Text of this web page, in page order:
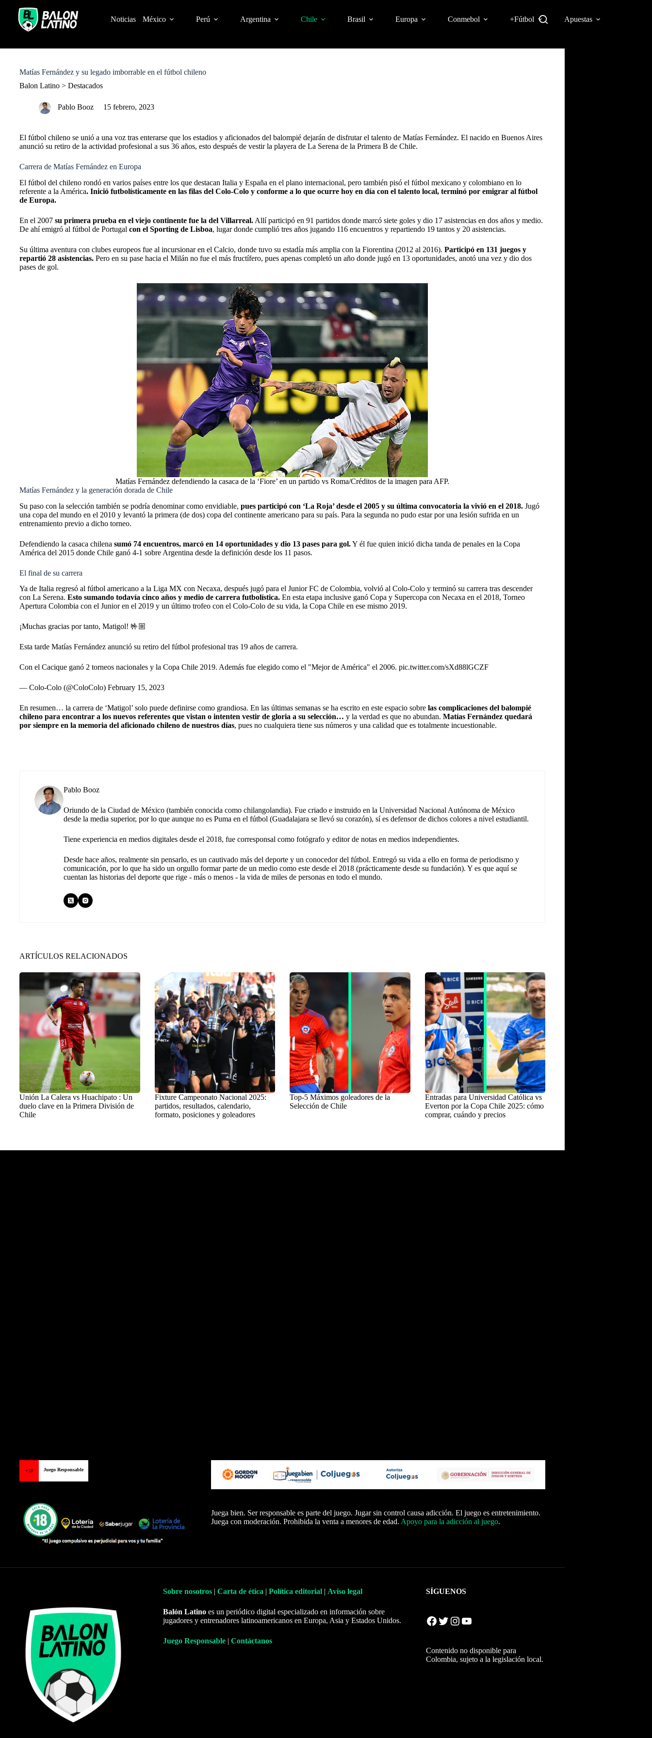
o
Noticias México Perú Argentina Chile Brasil Europa Conmebol +Fútbol Apuestas
Matías Fernández y su legado imborrable en el fútbol chileno
Balon Latino > Destacados
Pablo Booz 15 febrero, 2023
El fútbol chileno se unió a una voz tras enterarse que los estadios y aficionados del balompié dejarán de disfrutar el talento de Matías Fernández. El nacido en Buenos Aires
anunció su retiro de la actividad profesional a sus 36 años, esto después de vestir la playera de La Serena de la Primera B de Chile.
Carrera de Matías Fernández en Europa
El fútbol del chileno rondó en varios países entre los que destacan Italia y España en el plano internacional, pero también pisó el fútbol mexicano y colombiano en lo
referente a la América. Inició futbolísticamente en las filas del Colo-Colo y conforme a lo que ocurre hoy en día con el talento local, terminó por emigrar al fútbol
de Europa.
En el 2007 su primera prueba en el viejo continente fue la del Villarreal. Allí participó en 91 partidos donde marcó siete goles y dio 17 asistencias en dos años y medio.
De ahí emigró al fútbol de Portugal con el Sporting de Lisboa, lugar donde cumplió tres años jugando 116 encuentros y repartiendo 19 tantos y 20 asistencias.
Su última aventura con clubes europeos fue al incursionar en el Calcio, donde tuvo su estadía más amplia con la Fiorentina (2012 al 2016). Participó en 131 juegos y
repartió 28 asistencias. Pero en su pase hacia el Milán no fue el más fructífero, pues apenas completó un año donde jugó en 13 oportunidades, anotó una vez y dio dos
pases de gol.
Matías Fernández defendiendo la casaca de la ‘Fiore’ en un partido vs Roma/Créditos de la imagen para AFP.
Matías Fernández y la generación dorada de Chile
Su paso con la selección también se podría denominar como envidiable, pues participó con ‘La Roja’ desde el 2005 y su última convocatoria la vivió en el 2018. Jugó
una copa del mundo en el 2010 y levantó la primera (de dos) copa del continente americano para su país. Para la segunda no pudo estar por una lesión sufrida en un
entrenamiento previo a dicho torneo.
Defendiendo la casaca chilena sumó 74 encuentros, marcó en 14 oportunidades y dio 13 pases para gol.Y él fue quien inició dicha tanda de penales en la Copa
América del 2015 donde Chile ganó 4-1 sobre Argentina desde la definición desde los 11 pasos.
El final de su carrera
Ya de Italia regresó al fútbol americano a la Liga MX con Necaxa, después jugó para el Junior FC de Colombia, volvió al Colo-Colo y terminó su carrera tras descender
con La Serena. Esto sumando todavía cinco años y medio de carrera futbolística. En esta etapa inclusive ganó Copa y Supercopa con Necaxa en el 2018, Torneo
Apertura Colombia con el Junior en el 2019 y un último trofeo con el Colo-Colo de su vida, la Copa Chile en ese mismo 2019.
¡Muchas gracias por tanto, Matigol! 🤟🏼
Esta tarde Matías Fernández anunció su retiro del fútbol profesional tras 19 años de carrera.
Con el Cacique ganó 2 torneos nacionales y la Copa Chile 2019. Además fue elegido como el "Mejor de América" el 2006. pic.twitter.com/sXd88lGCZF
— Colo-Colo (@ColoColo) February 15, 2023
En resumen… la carrera de ‘Matigol’ solo puede definirse como grandiosa. En las últimas semanas se ha escrito en este espacio sobre las complicaciones del balompié
chileno para encontrar a los nuevos referentes que vistan o intenten vestir de gloria a su selección… y la verdad es que no abundan. Matías Fernández quedará
por siempre en la memoria del aficionado chileno de nuestros días, pues no cualquiera tiene sus números y una calidad que es totalmente incuestionable.
Pablo Booz
Oriundo de la Ciudad de México (también conocida como chilangolandia). Fue criado e instruido en la Universidad Nacional Autónoma de México
desde la media superior, por lo que aunque no es Puma en el fútbol (Guadalajara se llevó su corazón), sí es defensor de dichos colores a nivel estudiantil.
Tiene experiencia en medios digitales desde el 2018, fue corresponsal como fotógrafo y editor de notas en medios independientes.
Desde hace años, realmente sin pensarlo, es un cautivado más del deporte y un conocedor del fútbol. Entregó su vida a ello en forma de periodismo y
comunicación, por lo que ha sido un orgullo formar parte de un medio como este desde el 2018 (prácticamente desde su fundación). Y es que aquí se
cuentan las historias del deporte que rige - más o menos - la vida de miles de personas en todo el mundo.
ARTÍCULOS RELACIONADOS
Unión La Calera vs Huachipato : Un
duelo clave en la Primera División de
Chile
Fixture Campeonato Nacional 2025:
partidos, resultados, calendario,
formato, posiciones y goleadores
Top-5 Máximos goleadores de la
Selección de Chile
Entradas para Universidad Católica vs
Everton por la Copa Chile 2025: cómo
comprar, cuándo y precios
+18 Juego Responsable
Juega bien. Ser responsable es parte del juego. Jugar sin control causa adicción. El juego es entretenimiento.
Juega con moderación. Prohibida la venta a menores de edad. Apoyo para la adicción al juego.
Sobre nosotros | Carta de ética | Política editorial | Aviso legal
Balón Latino es un periódico digital especializado en información sobre
jugadores y entrenadores latinoamericanos en Europa, Asia y Estados Unidos.
Juego Responsable | Contáctanos
SÍGUENOS
Facebook Twitter Instagram YouTube
Contenido no disponible para
Colombia, sujeto a la legislación local.